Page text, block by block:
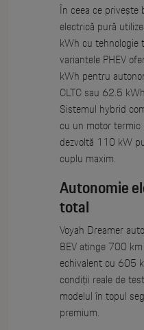
În ceea ce privește
electrică pură
kWh cu tehnologie
variantele PHEV
kWh pentru
CLTC sau 62.5
Sistemul hybrid
cu un motor
dezvoltă 110 kW
cuplu maxim.
Autonomie
total
Voyah Dreamer
BEV atinge 700
echivalent cu 605
condiții reale de
modelul în topul
premium.